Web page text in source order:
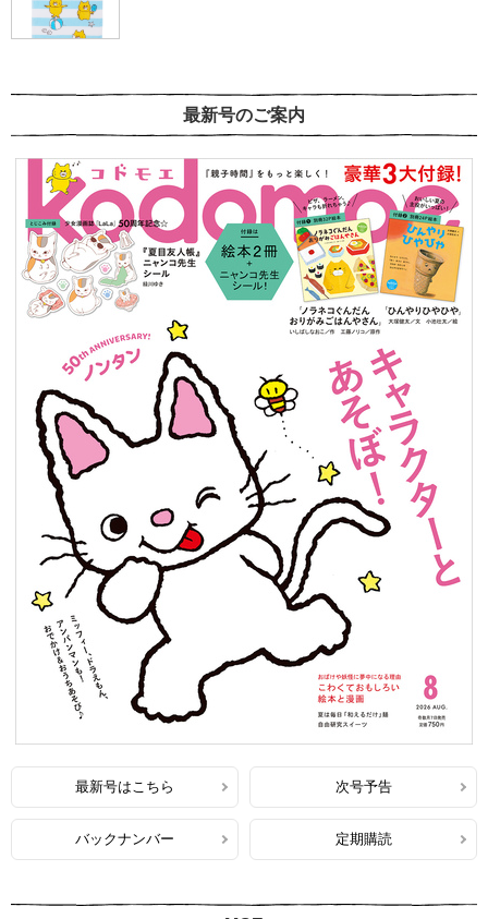
最新号のご案内
最新号はこちら 次号予告
バックナンバー 定期購読